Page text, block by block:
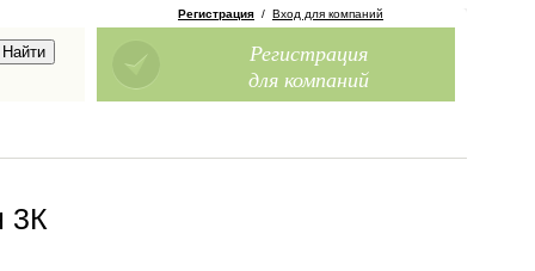
Регистрация / Вход для компаний
Регистрация
для компаний
3К